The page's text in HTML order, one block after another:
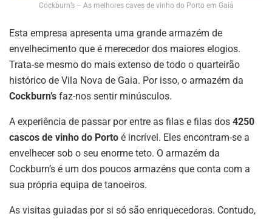
Cockburn’s – As melhores caves de vinho do Porto em Gaia
Esta empresa apresenta uma grande armazém de
envelhecimento que é merecedor dos maiores elogios.
Trata-se mesmo do mais extenso de todo o quarteirão
histórico de Vila Nova de Gaia. Por isso, o armazém da
Cockburn’s faz-nos sentir minúsculos.
A experiência de passar por entre as filas e filas dos 4250
cascos de vinho do Porto é incrível. Eles encontram-se a
envelhecer sob o seu enorme teto. O armazém da
Cockburn’s é um dos poucos armazéns que conta com a
sua própria equipa de tanoeiros.
As visitas guiadas por si só são enriquecedoras. Contudo,